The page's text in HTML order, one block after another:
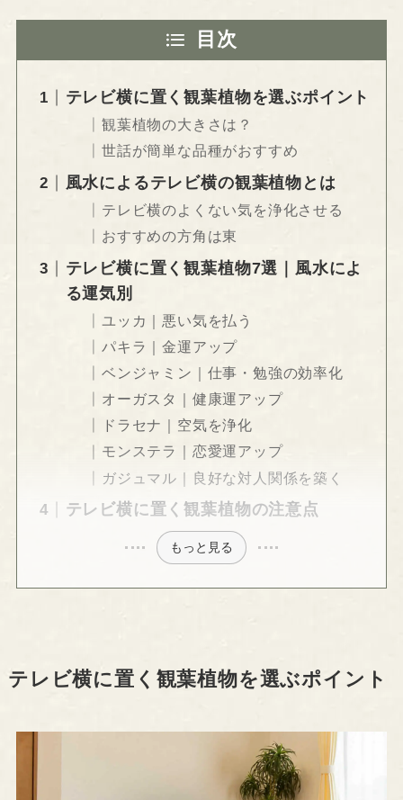
目次
テレビ横に置く観葉植物を選ぶポイント
観葉植物の大きさは？
世話が簡単な品種がおすすめ
風水によるテレビ横の観葉植物とは
テレビ横のよくない気を浄化させる
おすすめの方角は東
テレビ横に置く観葉植物7選｜風水によ
る運気別
ユッカ｜悪い気を払う
パキラ｜金運アップ
ベンジャミン｜仕事・勉強の効率化
オーガスタ｜健康運アップ
ドラセナ｜空気を浄化
モンステラ｜恋愛運アップ
ガジュマル｜良好な対人関係を築く
テレビ横に置く観葉植物の注意点
もっと見る
テレビ横に置く観葉植物を選ぶポイント